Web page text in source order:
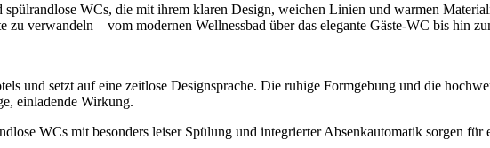
WCs, die mit ihrem klaren Design, weichen Linien und warmen
verwandeln – vom modernen Wellnessbad über das elegante Gäste-WC bis hin
setzt auf eine zeitlose Designsprache. Die ruhige Formgebung und die
einladende Wirkung.
WCs mit besonders leiser Spülung und integrierter Absenkautomatik sorgen für